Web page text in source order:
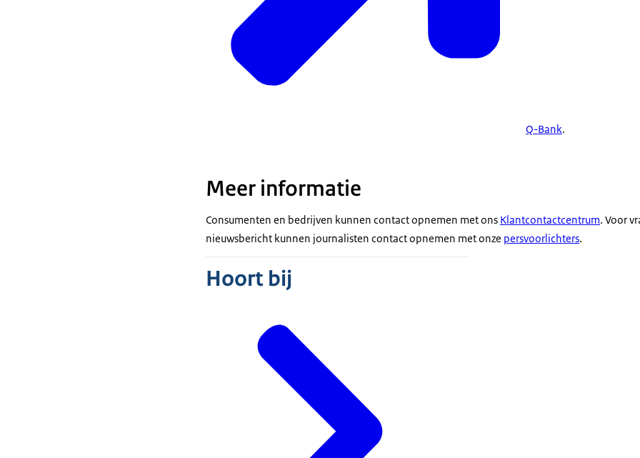
Q-Bank.
Meer informatie
Consumenten en bedrijven kunnen contact opnemen met ons Klantcontactcentrum. Voor
nieuwsbericht kunnen journalisten contact opnemen met onze persvoorlichters.
Hoort bij